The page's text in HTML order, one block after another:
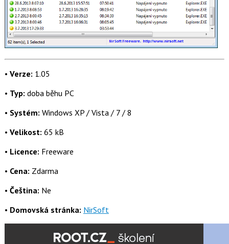
• Verze: 1.05
• Typ: doba běhu PC
• Systém: Windows XP / Vista / 7 / 8
• Velikost: 65 kB
• Licence: Freeware
• Cena: Zdarma
• Čeština: Ne
• Domovská stránka: NirSoft